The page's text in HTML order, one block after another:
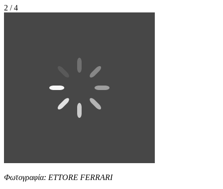
2 / 4
Φωτογραφία: ETTORE FERRARI